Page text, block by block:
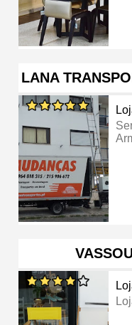
LANA